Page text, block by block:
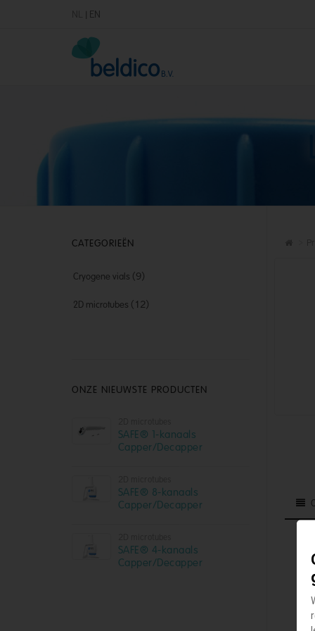
| EN
CATEGORIEËN
Cryogene vials (9)
2D microtubes (12)
ONZE NIEUWSTE PRODUCTEN
SAFE® 1-kanaals
Capper/Decapper
SAFE® 8-kanaals
Capper/Decapper
SAFE® 4-kanaals
Capper/Decapper